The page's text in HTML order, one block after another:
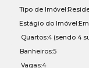
Tipo de Imóvel:
Estágio do Imóvel:
Quartos:4 (sendo 4
Banheiros:5
Vagas:4